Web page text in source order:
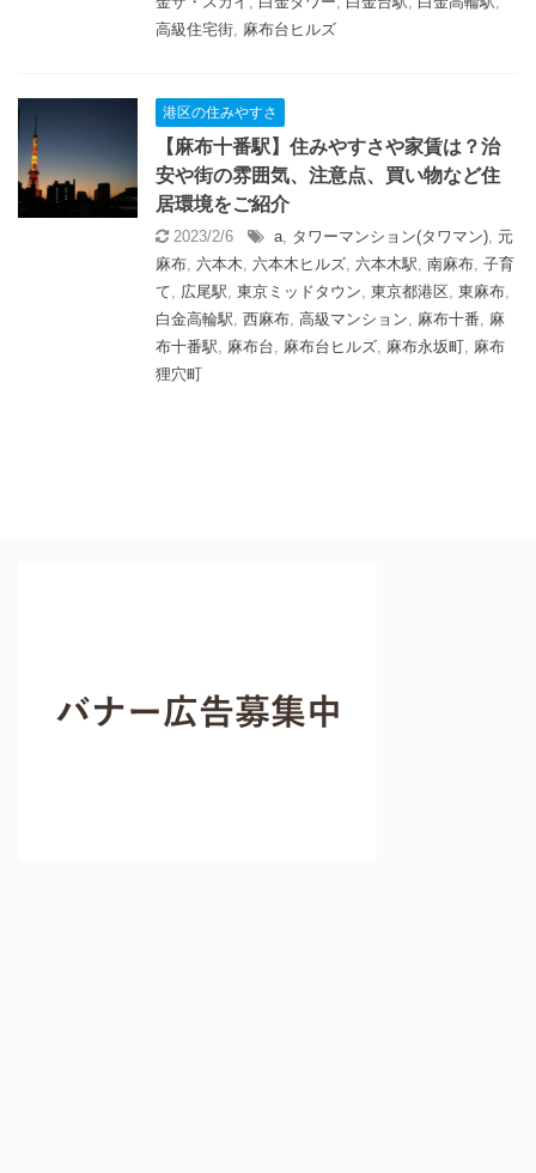
高級住宅街, 麻布台ヒルズ
港区の住みやすさ
【麻布十番駅】住みやすさや家賃は？治
安や街の雰囲気、注意点、買い物など住
居環境をご紹介
2023/2/6 a, タワーマンション(タワマン), 元
麻布, 六本木, 六本木ヒルズ, 六本木駅, 南麻布, 子育
て, 広尾駅, 東京ミッドタウン, 東京都港区, 東麻布,
白金高輪駅, 西麻布, 高級マンション, 麻布十番, 麻
布十番駅, 麻布台, 麻布台ヒルズ, 麻布永坂町, 麻布
狸穴町